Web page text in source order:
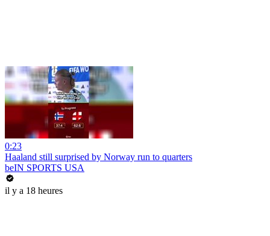
0:23
Haaland still surprised by Norway run to quarters
beIN SPORTS USA
il y a 18 heures